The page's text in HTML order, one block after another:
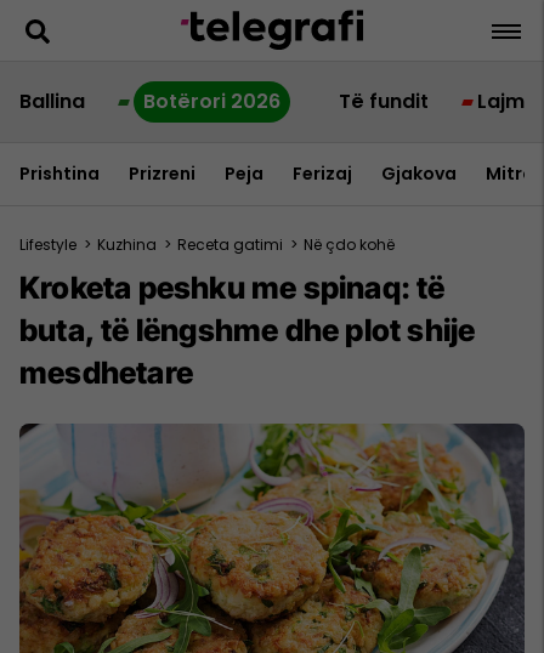
Ballina Botërori 2026 Të fundit Lajme
Prishtina Prizreni Peja Ferizaj Gjakova
Lifestyle > Kuzhina > Receta gatimi > Në çdo kohë
Kroketa peshku me spinaq: të
buta, të lëngshme dhe plot shije
mesdhetare